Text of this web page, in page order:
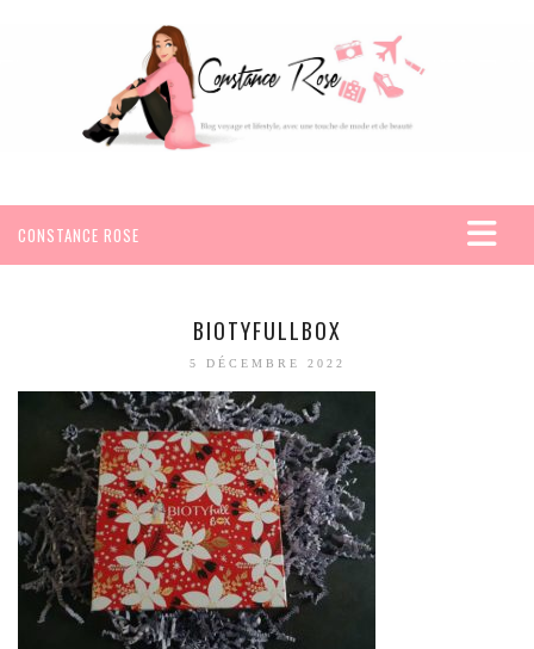
CONSTANCE ROSE
EGYPTE
SEYCHELLES
AMÉRIQUE
MEXIQUE
EUROPE
ESPAGNE
FRANCE
BIOTYFULLBOX
5 DÉCEMBRE 2022